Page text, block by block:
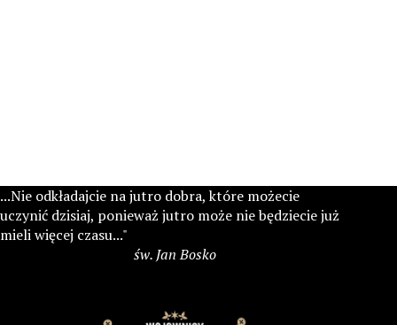
...Nie odkładajcie na jutro dobra, które możecie
uczynić dzisiaj, ponieważ jutro może nie będziecie już
mieli więcej czasu..."
św. Jan Bosko